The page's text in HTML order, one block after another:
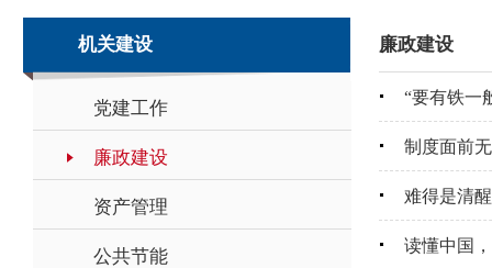
机关建设
党建工作
廉政建设
资产管理
公共节能
廉政建设
“要有铁一
制度面前
难得是清醒
读懂中国